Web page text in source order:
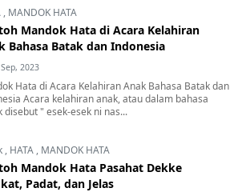
, MANDOK HATA
Mandok Hata di Acara Kelahiran
Bahasa Batak dan Indonesia
2023
Hata di Acara Kelahiran Anak Bahasa Batak dan
Acara kelahiran anak, atau dalam bahasa
disebut " esek-esek ni nas...
, HATA , MANDOK HATA
Mandok Hata Pasahat Dekke
Padat, dan Jelas